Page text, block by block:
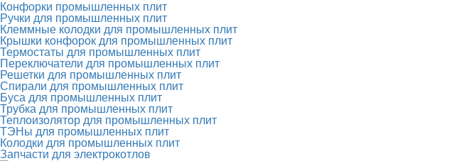
Конфорки промышленных плит
Ручки для промышленных плит
Клеммные колодки для промышленных плит
Крышки конфорок для промышленных плит
Термостаты для промышленных плит
Переключатели для промышленных плит
Решетки для промышленных плит
Спирали для промышленных плит
Буса для промышленных плит
Трубка для промышленных плит
Теплоизолятор для промышленных плит
ТЭНы для промышленных плит
Колодки для промышленных плит
Запчасти для электрокотлов